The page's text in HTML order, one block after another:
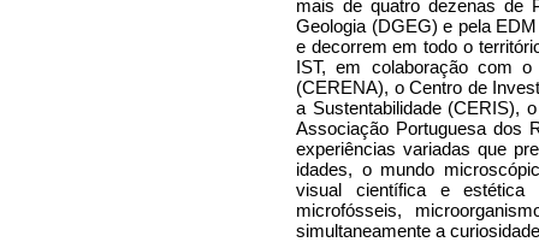
mais de quatro dezenas de
Geologia (DGEG) e pela
e decorrem em todo o
IST, em colaboração com
(CERENA), o Centro de
a Sustentabilidade (CERIS),
Associação Portuguesa dos
experiências variadas que
idades, o mundo
visual científica e
microfósseis,
simultaneamente a